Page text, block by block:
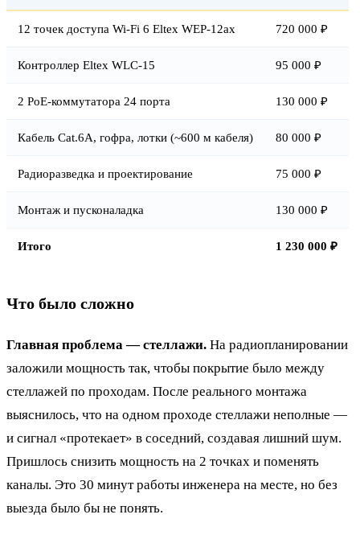
12 точек доступа Wi-Fi 6 Eltex WEP-12ax 720 000 ₽
Контроллер Eltex WLC-15 95 000 ₽
2 PoE-коммутатора 24 порта 130 000 ₽
Кабель Cat.6A, гофра, лотки (~600 м кабеля) 80 000 ₽
Радиоразведка и проектирование 75 000 ₽
Монтаж и пусконаладка 130 000 ₽
Итого 1 230 000 ₽
Что было сложно
Главная проблема — стеллажи. На радиопланировании
заложили мощность так, чтобы покрытие было между
стеллажей по проходам. После реального монтажа
выяснилось, что на одном проходе стеллажи неполные —
и сигнал «протекает» в соседний, создавая лишний шум.
Пришлось снизить мощность на 2 точках и поменять
каналы. Это 30 минут работы инженера на месте, но без
выезда было бы не понять.